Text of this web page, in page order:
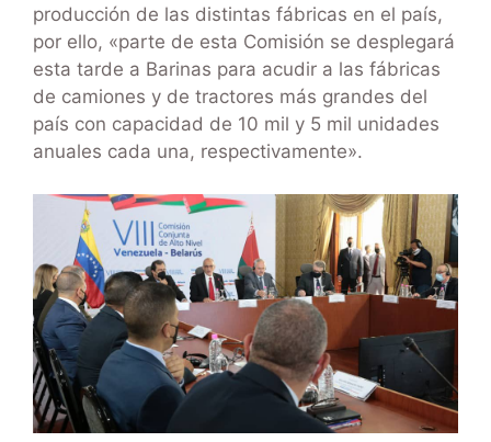
producción de las distintas fábricas en el país,
por ello, «parte de esta Comisión se desplegará
esta tarde a Barinas para acudir a las fábricas
de camiones y de tractores más grandes del
país con capacidad de 10 mil y 5 mil unidades
anuales cada una, respectivamente».